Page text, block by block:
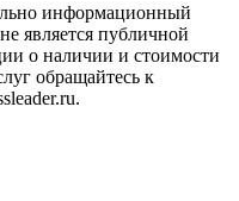
информационный
является публичной
о наличии и стоимости
обращайтесь к